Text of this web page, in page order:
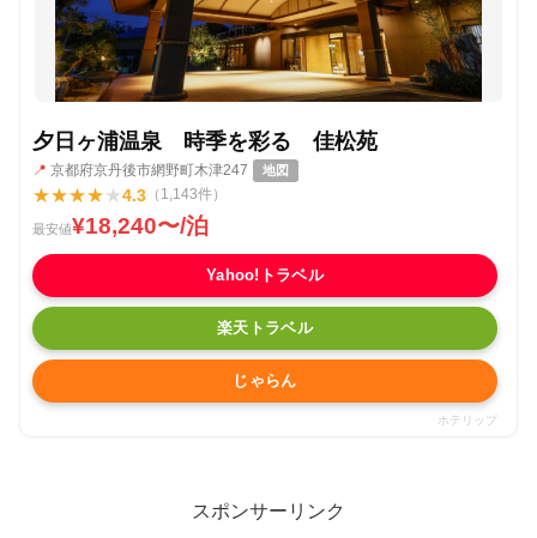
夕日ヶ浦温泉 時季を彩る 佳松苑
📍 京都府京丹後市網野町木津247 地図
★★★★★4.3 （1,143件）
最安値¥18,240〜/泊
Yahoo!トラベル
楽天トラベル
じゃらん
ホテリップ
スポンサーリンク